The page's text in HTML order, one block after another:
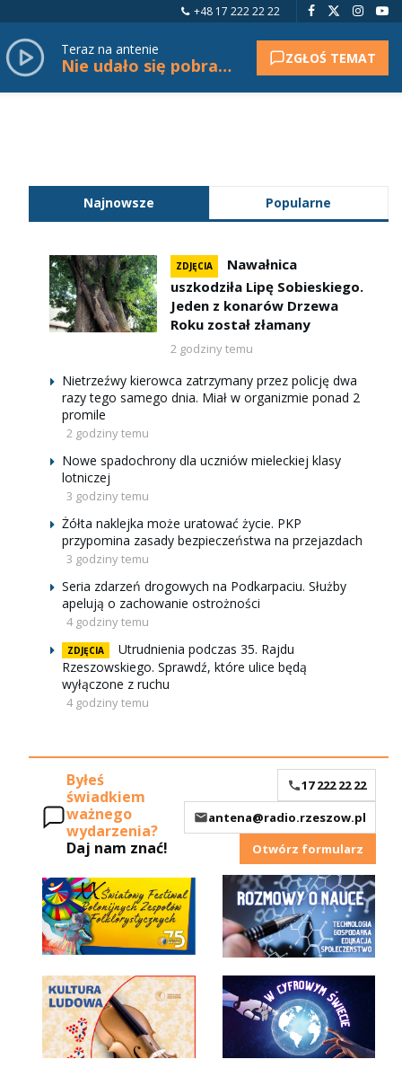
+48 17 222 22 22
Teraz na antenie
Nie udało się pobrać tytułu. ZGŁOŚ TEMAT
Najnowsze Popularne
ZDJĘCIA
Nawałnica
uszkodziła Lipę Sobieskiego.
Jeden z konarów Drzewa
Roku został złamany
2 godziny temu
Nietrzeźwy kierowca zatrzymany przez policję dwa
razy tego samego dnia. Miał w organizmie ponad 2
promile
2 godziny temu
Nowe spadochrony dla uczniów mieleckiej klasy
lotniczej
3 godziny temu
Żółta naklejka może uratować życie. PKP
przypomina zasady bezpieczeństwa na przejazdach
3 godziny temu
Seria zdarzeń drogowych na Podkarpaciu. Służby
apelują o zachowanie ostrożności
4 godziny temu
ZDJĘCIA
Utrudnienia podczas 35. Rajdu
Rzeszowskiego. Sprawdź, które ulice będą
wyłączone z ruchu
4 godziny temu
Byłeś
świadkiem
ważnego
wydarzenia?
Daj nam znać!
17 222 22 22
antena@radio.rzeszow.pl
Otwórz formularz